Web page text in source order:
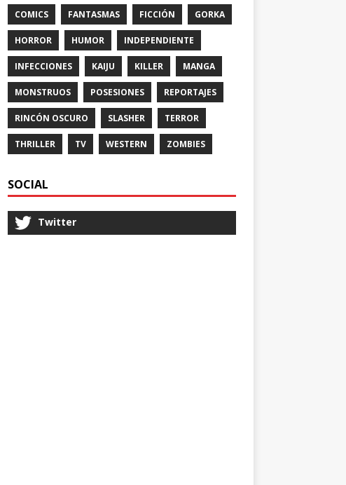
COMICS FANTASMAS FICCIÓN GORKA
HORROR HUMOR INDEPENDIENTE
INFECCIONES KAIJU KILLER MANGA
MONSTRUOS POSESIONES REPORTAJES
RINCÓN OSCURO SLASHER TERROR
THRILLER TV WESTERN ZOMBIES
SOCIAL
Twitter